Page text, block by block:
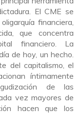
El CME se
financiera,
que concentra
financiero. La
de hoy, un hecho.
del capitalismo, el
íntimamente
de las
vez mayores de
hacen que los